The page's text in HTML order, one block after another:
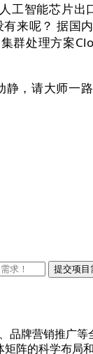
智能芯片出
来呢？ 据
群处理方
请大师一路
品牌营销推广等
阵的科学布局和